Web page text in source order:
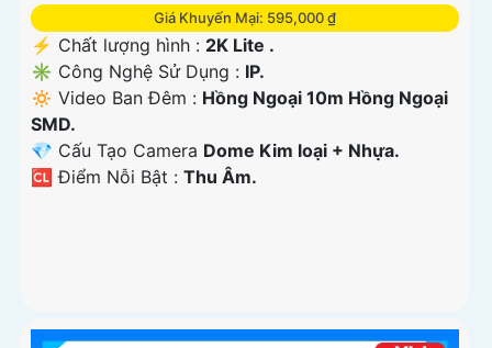
Giá Khuyến Mại: 595,000 ₫
️⚡ Chất lượng hình : 2K Lite .
✳️ Công Nghệ Sử Dụng : IP.
🔅 Video Ban Đêm : Hồng Ngoại 10m Hồng Ngoại
SMD.
💎 Cấu Tạo Camera Dome Kim loại + Nhựa.
️🆑 Điểm Nỗi Bật : Thu Âm.